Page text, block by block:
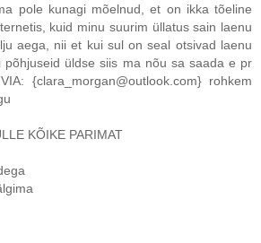
pole kunagi mõelnud, et on ikka tõeline
kuid minu suurim üllatus sain laenu
aega, nii et kui sul on seal otsivad laenu
põhjuseid üldse siis ma nõu sa saada e pr
{clara_morgan@outlook.com} rohkem
KÕIKE PARIMAT